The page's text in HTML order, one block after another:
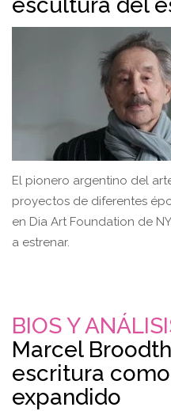
El pionero argentino del
proyectos de diferentes
en Dia Art Foundation de
a estrenar.
BIOS Y
Marcel
escritura
expandido